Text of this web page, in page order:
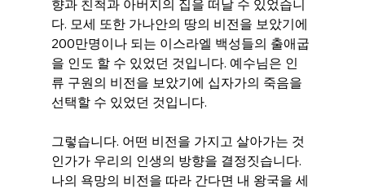
향과 친척과 아버지의 집을 떠날 수 있었습니
다. 모세 또한 가나안의 땅의 비전을 보았기에
200만명이나 되는 이스라엘 백성들의 출애굽
을 인도 할 수 있었던 것입니다. 예수님은 인
류 구원의 비전을 보았기에 십자가의 죽음을
선택할 수 있었던 것입니다.
그렇습니다. 어떤 비전을 가지고 살아가는 것
인가가 우리의 인생의 방향을 결정짓습니다.
나의 욕망의 비전을 따라 간다면 내 왕국을 세